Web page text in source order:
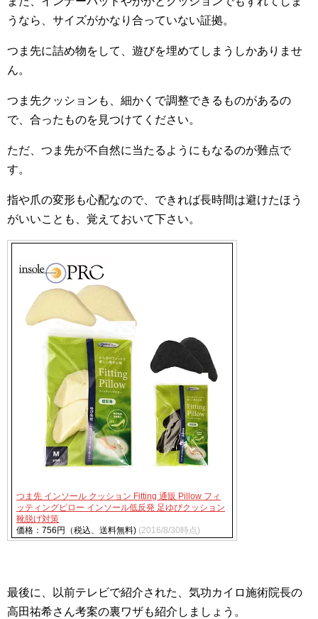
うなら、サイズがかなり合っていない証拠。
つま先に詰め物をして、遊びを埋めてしまうしかありませ
ん。
つま先クッションも、細かくで調整できるものがあるの
で、合ったものを見つけてください。
ただ、つま先が不自然に当たるようにもなるのが難点で
す。
指や爪の変形も心配なので、できれば長時間は避けたほう
がいいことも、覚えておいて下さい。
つま先 インソール クッション Fitting 通販 Pillow フィ
ッティングピロー インソール低反発 足ゆびクッション
靴脱げ対策
価格：756円（税込、送料無料) (2016/8/30時点)
最後に、以前テレビで紹介された、気功カイロ施術院長の
高田祐希さん考案の裏ワザも紹介しましょう。